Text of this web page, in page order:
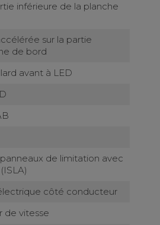
inférieure de la planche
sur la partie
de bord
avant à LED
de limitation avec
côté conducteur
de vitesse